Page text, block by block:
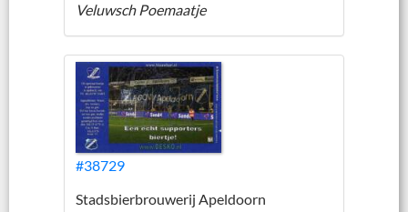
Veluwsch Poemaatje
#38729
Stadsbierbrouwerij Apeldoorn